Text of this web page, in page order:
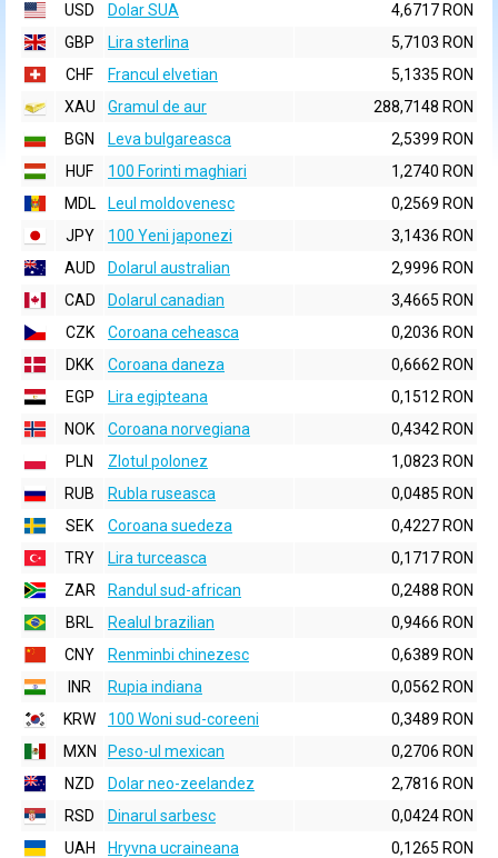
USD
Dolar SUA
4,6717 RON
GBP
Lira sterlina
5,7103 RON
CHF
Francul elvetian
5,1335 RON
XAU
Gramul de aur
288,7148 RON
BGN
Leva bulgareasca
2,5399 RON
HUF
100 Forinti maghiari
1,2740 RON
MDL
Leul moldovenesc
0,2569 RON
JPY
100 Yeni japonezi
3,1436 RON
AUD
Dolarul australian
2,9996 RON
CAD
Dolarul canadian
3,4665 RON
CZK
Coroana ceheasca
0,2036 RON
DKK
Coroana daneza
0,6662 RON
EGP
Lira egipteana
0,1512 RON
NOK
Coroana norvegiana
0,4342 RON
PLN
Zlotul polonez
1,0823 RON
RUB
Rubla ruseasca
0,0485 RON
SEK
Coroana suedeza
0,4227 RON
TRY
Lira turceasca
0,1717 RON
ZAR
Randul sud-african
0,2488 RON
BRL
Realul brazilian
0,9466 RON
CNY
Renminbi chinezesc
0,6389 RON
INR
Rupia indiana
0,0562 RON
KRW
100 Woni sud-coreeni
0,3489 RON
MXN
Peso-ul mexican
0,2706 RON
NZD
Dolar neo-zeelandez
2,7816 RON
RSD
Dinarul sarbesc
0,0424 RON
UAH
Hryvna ucraineana
0,1265 RON